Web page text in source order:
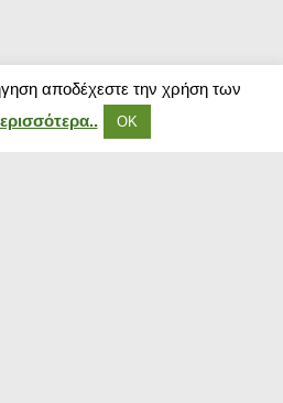
αποδέχεστε την χρήση των
ΟΚ